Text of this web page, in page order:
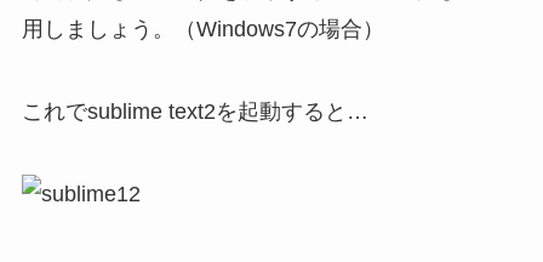
用しましょう。（Windows7の場合）
これでsublime text2を起動すると…